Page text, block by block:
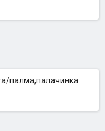
палма,палачинка